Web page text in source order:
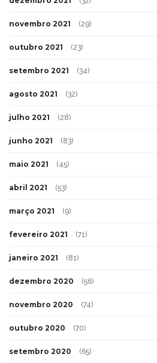
novembro 2021 (29)
outubro 2021 (23)
setembro 2021 (34)
agosto 2021 (32)
julho 2021 (28)
junho 2021 (83)
maio 2021 (45)
abril 2021 (53)
março 2021 (9)
fevereiro 2021 (71)
janeiro 2021 (81)
dezembro 2020 (56)
novembro 2020 (74)
outubro 2020 (70)
setembro 2020 (65)